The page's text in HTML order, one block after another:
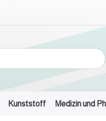
Kunststoff Medizin und